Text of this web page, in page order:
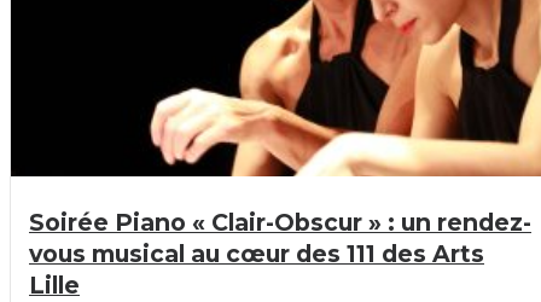
Soirée Piano « Clair-Obscur » : un rendez-
vous musical au cœur des 111 des Arts
Lille